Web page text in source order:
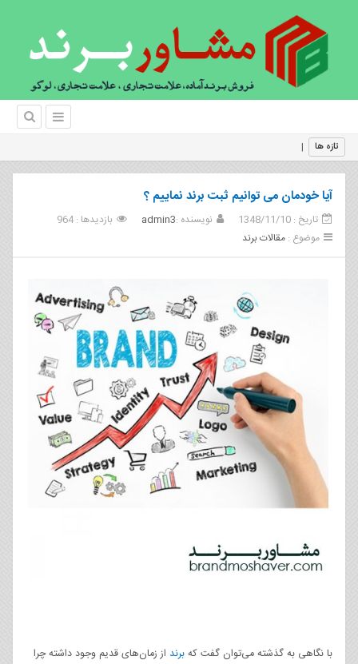
تازه ها فروش برند و د
آیا خودمان می توانیم ثبت برند نماییم ؟
تاریخ : 1348/11/10 نویسنده :admin3
بازدیدها : 964
موضوع : مقالات برند
با نگاهی به گذشته می‌توان گفت کهبرند از زمان‌های قدیم وجود داشته چرا